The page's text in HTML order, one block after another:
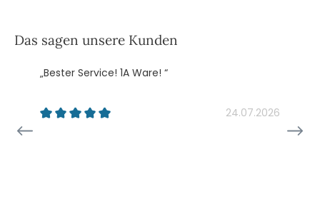
Das sagen unsere Kunden
„Bester Service! 1A Ware! “
24.07.2026